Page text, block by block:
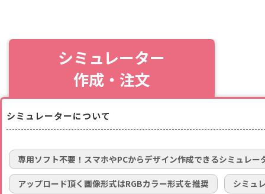
シミュレーター
作成・注文
シミュレーターについて
専用ソフト不要！スマホやPCからデザイン作成できるシミュレー
アップロード頂く画像形式はRGBカラー形式を推奨 シミュ